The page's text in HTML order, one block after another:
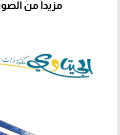
مزيداً من